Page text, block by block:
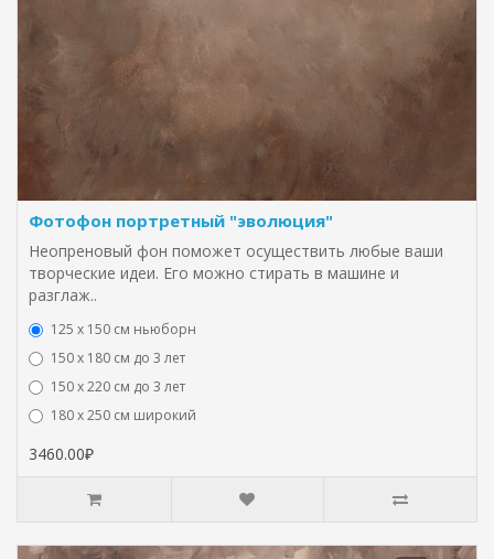
Фотофон портретный "эволюция"
Неопреновый фон поможет осуществить любые ваши
творческие идеи. Его можно стирать в машине и
разглаж..
125 x 150 см ньюборн
150 х 180 см до 3 лет
150 х 220 см до 3 лет
180 х 250 см широкий
3460.00₽